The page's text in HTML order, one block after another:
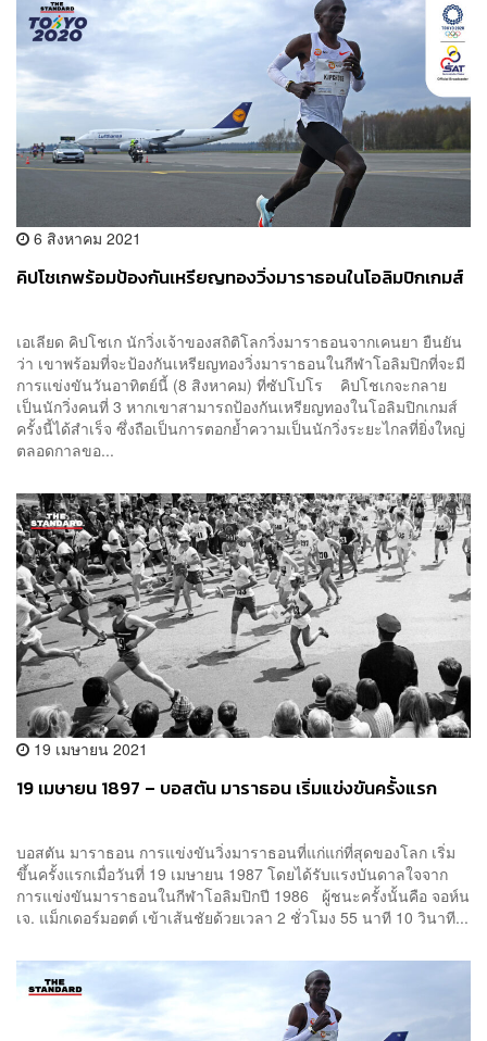
6 สิงหาคม 2021
คิปโชเกพร้อมป้องกันเหรียญทองวิ่งมาราธอนในโอลิมปิกเกมส์
เอเลียด คิปโชเก นักวิ่งเจ้าของสถิติโลกวิ่งมาราธอนจากเคนยา ยืนยัน
ว่า เขาพร้อมที่จะป้องกันเหรียญทองวิ่งมาราธอนในกีฬาโอลิมปิกที่จะมี
การแข่งขันวันอาทิตย์นี้ (8 สิงหาคม) ที่ซัปโปโร คิปโชเกจะกลาย
เป็นนักวิ่งคนที่ 3 หากเขาสามารถป้องกันเหรียญทองในโอลิมปิกเกมส์
ครั้งนี้ได้สำเร็จ ซึ่งถือเป็นการตอกย้ำความเป็นนักวิ่งระยะไกลที่ยิ่งใหญ่
ตลอดกาลขอ...
19 เมษายน 2021
19 เมษายน 1897 – บอสตัน มาราธอน เริ่มแข่งขันครั้งแรก
บอสตัน มาราธอน การแข่งขันวิ่งมาราธอนที่แก่แก่ที่สุดของโลก เริ่ม
ขึ้นครั้งแรกเมื่อวันที่ 19 เมษายน 1987 โดยได้รับแรงบันดาลใจจาก
การแข่งขันมาราธอนในกีฬาโอลิมปิกปี 1986 ผู้ชนะครั้งนั้นคือ จอห์น
เจ. แม็กเดอร์มอตต์ เข้าเส้นชัยด้วยเวลา 2 ชั่วโมง 55 นาที 10 วินาที...